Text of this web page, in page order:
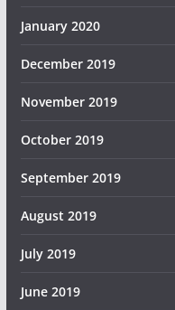
January 2020
December 2019
November 2019
October 2019
September 2019
August 2019
July 2019
June 2019